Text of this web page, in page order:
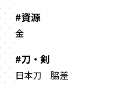
#資源
金
#刀・剣
日本刀 脇差